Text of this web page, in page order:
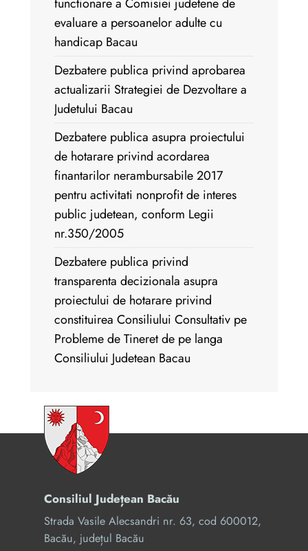
evaluare a persoanelor adulte cu
handicap Bacau
Dezbatere publica privind aprobarea
actualizarii Strategiei de Dezvoltare a
Judetului Bacau
Dezbatere publica asupra proiectului
de hotarare privind acordarea
finantarilor nerambursabile 2017
pentru activitati nonprofit de interes
public judetean, conform Legii
nr.350/2005
Dezbatere publica privind
transparenta decizionala asupra
proiectului de hotarare privind
constituirea Consiliului Consultativ pe
Probleme de Tineret de pe langa
Consiliului Judetean Bacau
Consiliul Județean Bacău
Strada Vasile Alecsandri nr. 63, cod 600012,
Bacău, județul Bacău